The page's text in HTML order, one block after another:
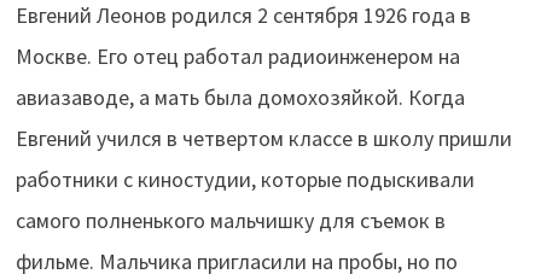
Евгений Леонов родился 2 сентября 1926 года в
Москве. Его отец работал радиоинженером на
авиазаводе, а мать была домохозяйкой. Когда
Евгений учился в четвертом классе в школу пришли
работники с киностудии, которые подыскивали
самого полненького мальчишку для съемок в
фильме. Мальчика пригласили на пробы, но по